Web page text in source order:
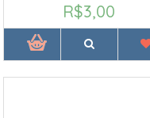
R$3,00